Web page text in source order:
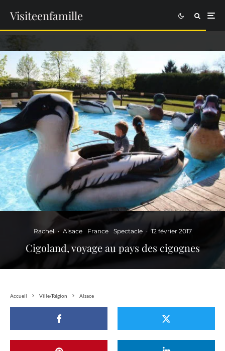
Visiteenfamille
Rachel · Alsace France Spectacle · 12 février 2017
Cigoland, voyage au pays des cigognes
Accueil Ville/Région Alsace